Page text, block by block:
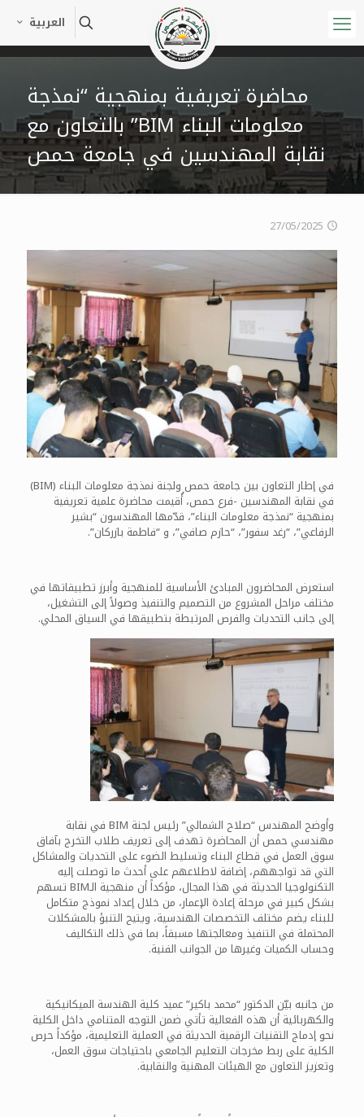
العربية
محاضرة تعريفية بمنهجية “نمذجة
معلومات البناء BIM” بالتعاون مع
نقابة المهندسين في جامعة حمص
27/05/2025
في إطار التعاون بين جامعة حمص ولجنة نمذجة معلومات البناء (BIM)
في نقابة المهندسين -فرع حمص، أُقيمت محاضرة علمية تعريفية
بمنهجية “نمذجة معلومات البناء”، قدّمها المهندسون “بشير
الرفاعي”، “رغد سفور”، “حازم صافي”، و “فاطمة بازركان”.
استعرض المحاضرون المبادئ الأساسية للمنهجية وأبرز تطبيقاتها في
مختلف مراحل المشروع من التصميم والتنفيذ وصولاً إلى التشغيل،
إلى جانب التحديات والفرص المرتبطة بتطبيقها في السياق المحلي.
وأوضح المهندس “صلاح الشمالي” رئيس لجنة BIM في نقابة
مهندسي حمص أن المحاضرة تهدف إلى تعريف طلاب التخرج بآفاق
سوق العمل في قطاع البناء وتسليط الضوء على التحديات والمشاكل
التي قد تواجههم، إضافة لاطلاعهم على أحدث ما توصلت إليه
التكنولوجيا الحديثة في هذا المجال، مؤكداً أن منهجية الـBIM تسهم
بشكل كبير في مرحلة إعادة الإعمار، من خلال إعداد نموذج متكامل
للبناء يضم مختلف التخصصات الهندسية، ويتيح التنبؤ بالمشكلات
المحتملة في التنفيذ ومعالجتها مسبقاً، بما في ذلك التكاليف
وحساب الكميات وغيرها من الجوانب الفنية.
من جانبه بيّن الدكتور “محمد باكير” عميد كلية الهندسة الميكانيكية
والكهربائية أن هذه الفعالية تأتي ضمن التوجه المتنامي داخل الكلية
نحو إدماج التقنيات الرقمية الحديثة في العملية التعليمية، مؤكداً حرص
الكلية على ربط مخرجات التعليم الجامعي باحتياجات سوق العمل،
وتعزيز التعاون مع الهيئات المهنية والنقابية.